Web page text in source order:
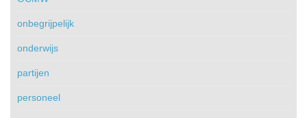
onbegrijpelijk
onderwijs
partijen
personeel